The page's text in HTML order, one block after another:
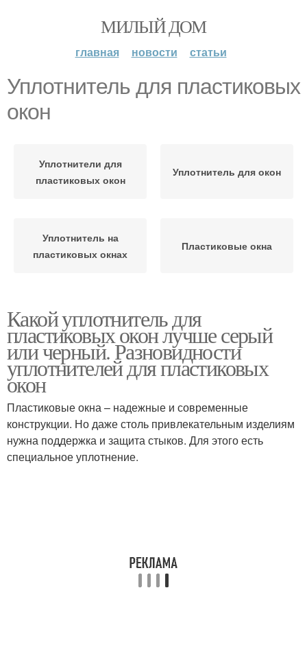
МИЛЫЙ ДОМ
главная новости статьи
Уплотнитель для пластиковых
окон
Уплотнители для
пластиковых окон
Уплотнитель для окон
Уплотнитель на
пластиковых окнах
Пластиковые окна
Какой уплотнитель для
пластиковых окон лучше серый
или черный. Разновидности
уплотнителей для пластиковых
окон
Пластиковые окна – надежные и современные
конструкции. Но даже столь привлекательным изделиям
нужна поддержка и защита стыков. Для этого есть
специальное уплотнение.